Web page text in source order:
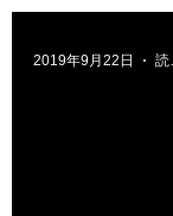
2019年9月22日